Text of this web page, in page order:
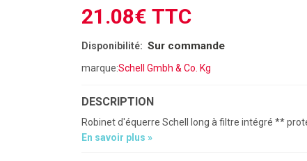
21.08€ TTC
Disponibilité: Sur commande
marque:Schell Gmbh & Co. Kg
DESCRIPTION
Robinet d'équerre Schell long à filtre intégré **
En savoir plus »